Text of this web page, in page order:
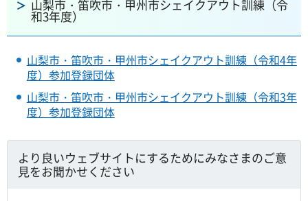
山梨市・笛吹市・甲州市シェイクアウト訓練（令
和3年度）
山梨市・笛吹市・甲州市シェイクアウト訓練（令和4年
度）参加登録団体
山梨市・笛吹市・甲州市シェイクアウト訓練（令和3年
度）参加登録団体
より良いウェブサイトにするためにみなさまのご意
見をお聞かせください